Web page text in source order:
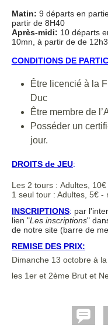
Matin: 9 départs en
partir de 8H40
Après-midi: 10 départs
10mn, à partir de de
CONDITIONS DE
Être licencié à la
Duc
Être membre de
Posséder un
DROITS de JEU:
Les 2 tours : Adultes,
1 seul tour : Adultes, 5€ -
INSCRIPTIONS: par
lien "Les inscriptions"
de notre site (barre de
REMISE DES PRIX:
Dimanche 13 octobre à
les 1er et 2ème Brut et